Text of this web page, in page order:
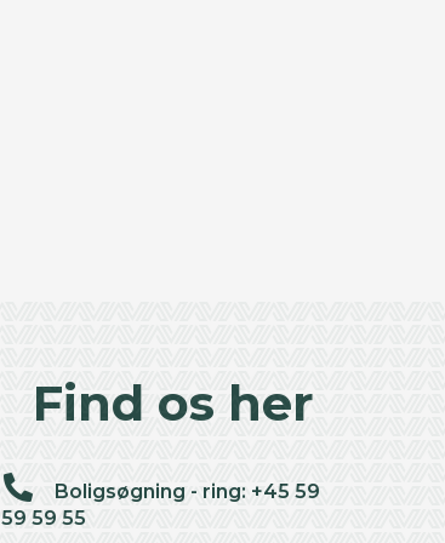
Find os her
Boligsøgning - ring: +45 59
59 59 55